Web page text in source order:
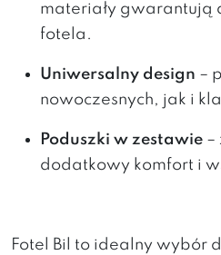
materiały gwarantują
fotela.
Uniwersalny design –
nowoczesnych, jak i
Poduszki w zestawie –
dodatkowy komfort i
Fotel Bil to idealny wybór